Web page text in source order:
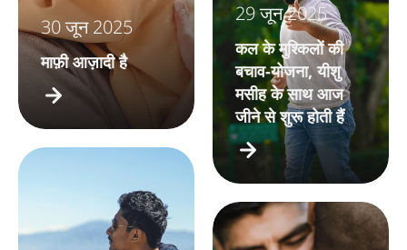
30 जून 2025
माफ़ी आज़ादी है
29 जून 2025
कल के मुश्किलों की
बचाव-योजना, यीशु
मसीह के साथ आज
जीने से शुरू होती हैं